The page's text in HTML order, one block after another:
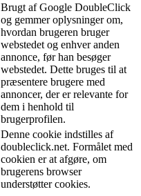
Brugt af Google DoubleClick
og gemmer oplysninger om,
hvordan brugeren bruger
webstedet og enhver anden
annonce, før han besøger
webstedet. Dette bruges til at
præsentere brugere med
annoncer, der er relevante for
dem i henhold til
brugerprofilen.
Denne cookie indstilles af
doubleclick.net. Formålet med
cookien er at afgøre, om
brugerens browser
understøtter cookies.